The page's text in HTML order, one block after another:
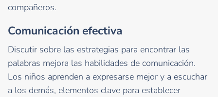
compañeros.
Comunicación efectiva
Discutir sobre las estrategias para encontrar las
palabras mejora las habilidades de comunicación.
Los niños aprenden a expresarse mejor y a escuchar
a los demás, elementos clave para establecer